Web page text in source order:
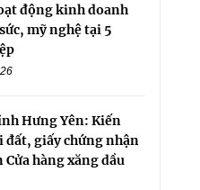
động kinh doanh
mỹ nghệ tại 5
Hưng Yên: Kiến
đất, giấy chứng nhận
Cửa hàng xăng dầu